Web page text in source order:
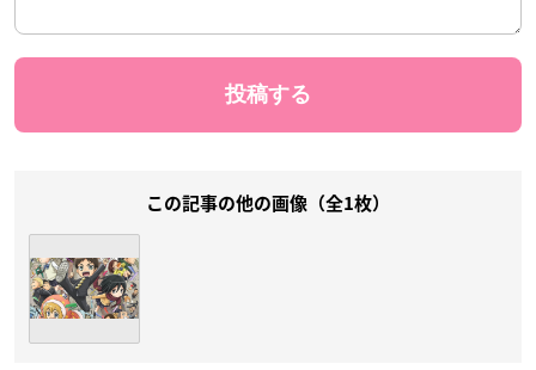
この記事の他の画像（全1枚）